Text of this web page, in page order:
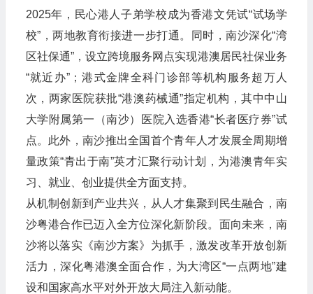
2025年，民心港人子弟学校成为香港文凭试“试场学
校”，两地教育衔接进一步打通。同时，南沙深化“湾
区社保通”，设立跨境服务网点实现港澳居民社保业务
“就近办”；港式金牌全科门诊部等机构服务超万人
次，两家医院获批“港澳药械通”指定机构，其中中山
大学附属第一（南沙）医院入选香港“长者医疗券”试
点。此外，南沙推出全国首个青年人才发展全周期增
量政策“青出于南”英才汇聚行动计划，为港澳青年实
习、就业、创业提供全方面支持。
从机制创新到产业共兴，从人才集聚到民生融合，南
沙粤港合作已迈入全方位深化新阶段。面向未来，南
沙将以落实《南沙方案》为抓手，激发改革开放创新
活力，深化粤港澳全面合作，为大湾区“一点两地”建
设和国家高水平对外开放大局注入新动能。